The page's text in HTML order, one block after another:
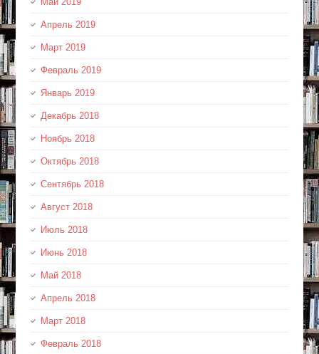
Апрель 2019
Март 2019
Февраль 2019
Январь 2019
Декабрь 2018
Ноябрь 2018
Октябрь 2018
Сентябрь 2018
Август 2018
Июль 2018
Июнь 2018
Май 2018
Апрель 2018
Март 2018
Февраль 2018